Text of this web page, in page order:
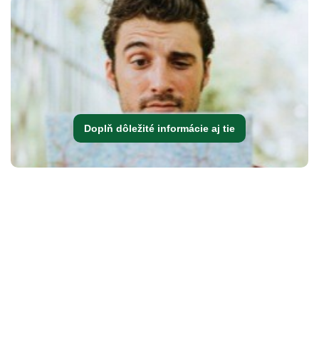
Doplň dôležité informácie aj tie